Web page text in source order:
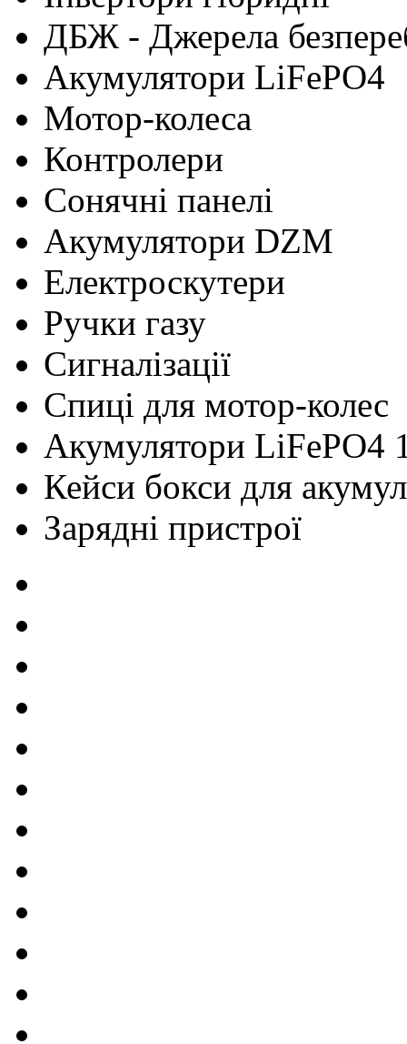
ДБЖ - Джерела
Акумулятори LiFePO4
Мотор-колеса
Контролери
Сонячні панелі
Акумулятори DZM
Електроскутери
Ручки газу
Сигналізації
Cпиці для мотор-колес
Акумулятори LiFePO4
Кейси бокси для
Зарядні пристрої